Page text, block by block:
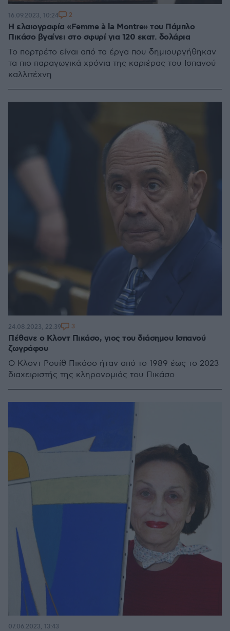
Η ελαιογραφία «Femme à la Montre» του Πάμπλο
Πικάσο βγαίνει στο σφυρί για 120 εκατ. δολάρια
Το πορτρέτο είναι από τα έργα που δημιουργήθηκαν
τα πιο παραγωγικά χρόνια της καριέρας του Ισπανού
καλλιτέχνη
16.09.2023, 10:24 2
Πέθανε ο Κλοντ Πικάσο, γιος του διάσημου Ισπανού
ζωγράφου
Ο Κλοντ Ρουίθ Πικάσο ήταν από το 1989 έως το 2023
διαχειριστής της κληρονομιάς του Πικάσο
24.08.2023, 22:39 3
07.06.2023, 13:43